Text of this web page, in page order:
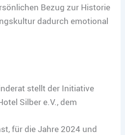
Bezug zur Historie
dadurch emotional
stellt der Initiative
Silber e.V., dem
für die Jahre 2024 und